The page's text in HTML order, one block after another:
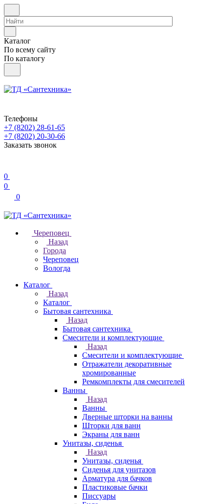
Каталог
По всему сайту
По каталогу
Телефоны
+7 (8202) 28‑61-65
+7 (8202) 20‑30-66
Заказать звонок
0
0
0
Череповец
Назад
Города
Череповец
Вологда
Каталог
Назад
Каталог
Бытовая сантехника
Назад
Бытовая сантехника
Смесители и комплектующие
Назад
Смесители и комплектующие
Отражатели декоративные
хромированные
Ремкомплекты для смесителей
Ванны
Назад
Ванны
Дверные шторки на ванны
Шторки для ванн
Экраны для ванн
Унитазы, сиденья
Назад
Унитазы, сиденья
Сиденья для унитазов
Арматура для бачков
Пластиковые бачки
Писсуары